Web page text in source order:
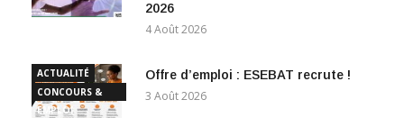
2026
4 Août 2026
ACTUALITÉ
CONCOURS &
EMPLOI
Offre d’emploi : ESEBAT recrute !
3 Août 2026